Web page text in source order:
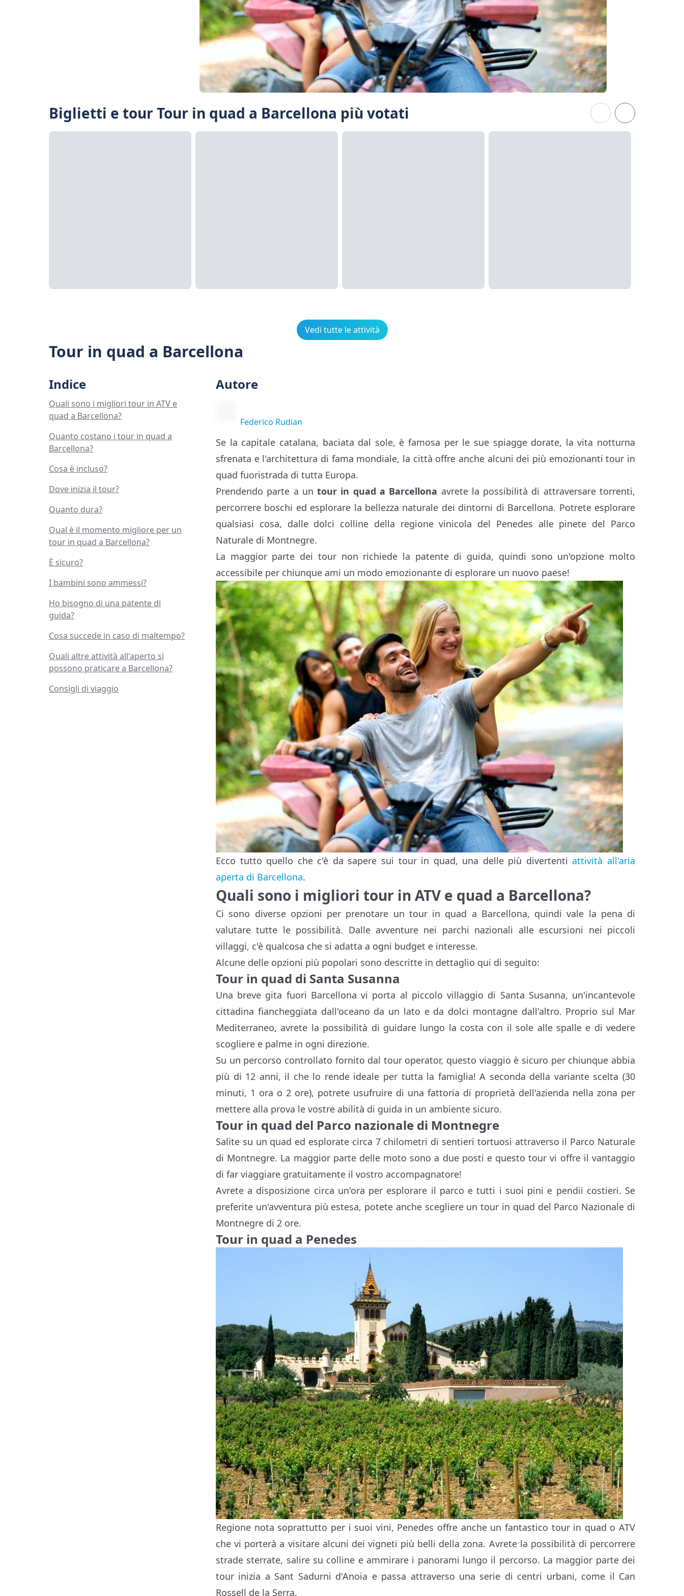
Biglietti e tour Tour in quad a Barcellona più votati
Vedi tutte le attività
Tour in quad a Barcellona
Indice
Quali sono i migliori tour in ATV e
quad a Barcellona?
Quanto costano i tour in quad a
Barcellona?
Cosa è incluso?
Dove inizia il tour?
Quanto dura?
Qual è il momento migliore per un
tour in quad a Barcellona?
È sicuro?
I bambini sono ammessi?
Ho bisogno di una patente di
guida?
Cosa succede in caso di maltempo?
Quali altre attività all'aperto si
possono praticare a Barcellona?
Consigli di viaggio
Autore
Federico Rudian
Se la capitale catalana, baciata dal sole, è famosa per le sue spiagge dorate, la vita notturna
sfrenata e l'architettura di fama mondiale, la città offre anche alcuni dei più emozionanti tour in
quad fuoristrada di tutta Europa.
Prendendo parte a untour in quad a Barcellona avrete la possibilità di attraversare torrenti,
percorrere boschi ed esplorare la bellezza naturale dei dintorni di Barcellona. Potrete esplorare
qualsiasi cosa, dalle dolci colline della regione vinicola del Penedes alle pinete del Parco
Naturale di Montnegre.
La maggior parte dei tour non richiede la patente di guida, quindi sono un'opzione molto
accessibile per chiunque ami un modo emozionante di esplorare un nuovo paese!
Ecco tutto quello che c'è da sapere sui tour in quad, una delle più divertentiattività all'aria
aperta di Barcellona.
Quali sono i migliori tour in ATV e quad a Barcellona?
Ci sono diverse opzioni per prenotare un tour in quad a Barcellona, quindi vale la pena di
valutare tutte le possibilità. Dalle avventure nei parchi nazionali alle escursioni nei piccoli
villaggi, c'è qualcosa che si adatta a ogni budget e interesse.
Alcune delle opzioni più popolari sono descritte in dettaglio qui di seguito:
Tour in quad di Santa Susanna
Una breve gita fuori Barcellona vi porta al piccolo villaggio di Santa Susanna, un'incantevole
cittadina fiancheggiata dall'oceano da un lato e da dolci montagne dall'altro. Proprio sul Mar
Mediterraneo, avrete la possibilità di guidare lungo la costa con il sole alle spalle e di vedere
scogliere e palme in ogni direzione.
Su un percorso controllato fornito dal tour operator, questo viaggio è sicuro per chiunque abbia
più di 12 anni, il che lo rende ideale per tutta la famiglia! A seconda della variante scelta (30
minuti, 1 ora o 2 ore), potrete usufruire di una fattoria di proprietà dell'azienda nella zona per
mettere alla prova le vostre abilità di guida in un ambiente sicuro.
Tour in quad del Parco nazionale di Montnegre
Salite su un quad ed esplorate circa 7 chilometri di sentieri tortuosi attraverso il Parco Naturale
di Montnegre. La maggior parte delle moto sono a due posti e questo tour vi offre il vantaggio
di far viaggiare gratuitamente il vostro accompagnatore!
Avrete a disposizione circa un'ora per esplorare il parco e tutti i suoi pini e pendii costieri. Se
preferite un'avventura più estesa, potete anche scegliere un tour in quad del Parco Nazionale di
Montnegre di 2 ore.
Tour in quad a Penedes
Regione nota soprattutto per i suoi vini, Penedes offre anche un fantastico tour in quad o ATV
che vi porterà a visitare alcuni dei vigneti più belli della zona. Avrete la possibilità di percorrere
strade sterrate, salire su colline e ammirare i panorami lungo il percorso. La maggior parte dei
tour inizia a Sant Sadurni d'Anoia e passa attraverso una serie di centri urbani, come il Can
Rossell de la Serra.